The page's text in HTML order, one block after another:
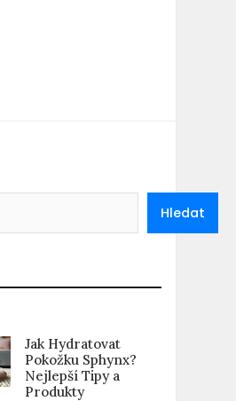
Hledat
Jak Hydratovat
Pokožku Sphynx?
Nejlepší Tipy a
Produkty